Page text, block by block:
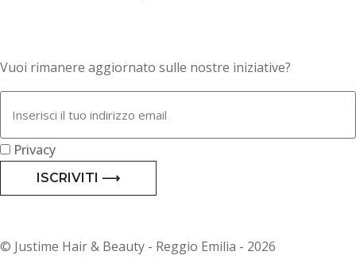
Vuoi rimanere aggiornato sulle nostre iniziative?
Privacy
ISCRIVITI ⟶
© Justime Hair & Beauty - Reggio Emilia - 2026